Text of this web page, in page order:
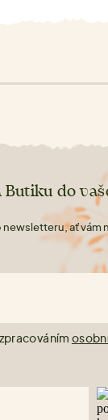
Butiku do
ať vám